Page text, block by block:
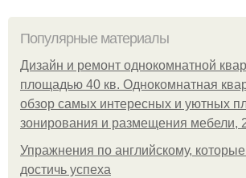
Популярные материалы
Дизайн и ремонт однокомнатной
площадью 40 кв. Однокомнатная
обзор самых интересных и уютных
зонирования и размещения мебели,
Упражнения по английскому,
достичь успеха